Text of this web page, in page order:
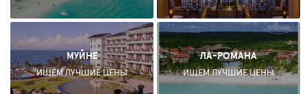
МУЙНЕ
ИЩЕМ ЛУЧШИЕ ЦЕНЫ
ЛА-РОМАНА
ИЩЕМ ЛУЧШИЕ ЦЕНЫ